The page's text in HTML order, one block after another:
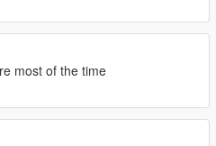
most of the time